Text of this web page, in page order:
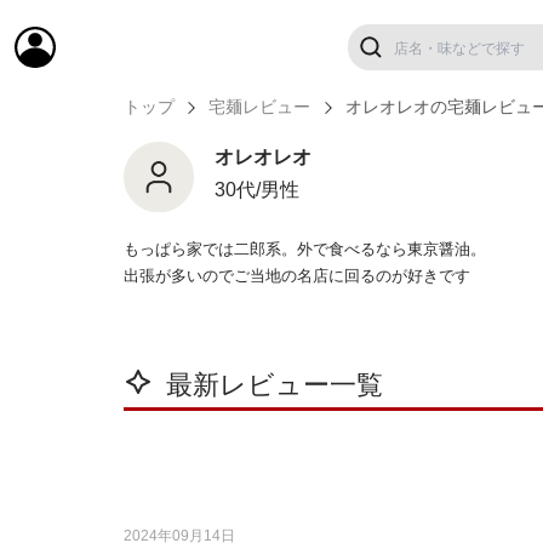
トップ 宅麺レビュー オレオレオの宅麺レビュ
オレオレオ
30代/男性
もっぱら家では二郎系。外で食べるなら東京醤油。
出張が多いのでご当地の名店に回るのが好きです
最新レビュー一覧
2024年09月14日